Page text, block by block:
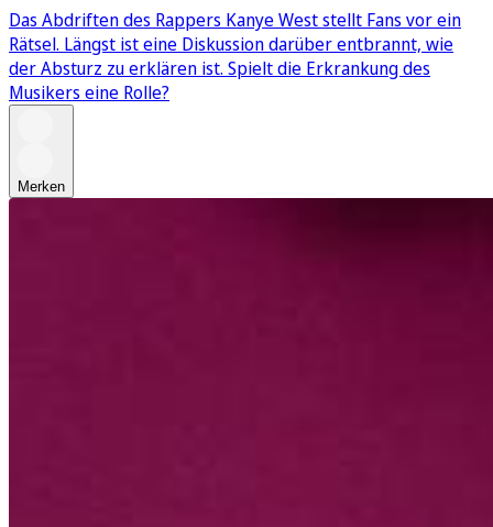
Das Abdriften des Rappers Kanye West stellt Fans vor ein
Rätsel. Längst ist eine Diskussion darüber entbrannt, wie
der Absturz zu erklären ist. Spielt die Erkrankung des
Musikers eine Rolle?
Merken